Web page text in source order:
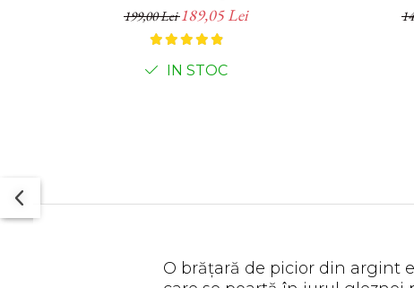
199,00 Lei189,05 Lei
IN STOC
O brățară de picior din argint